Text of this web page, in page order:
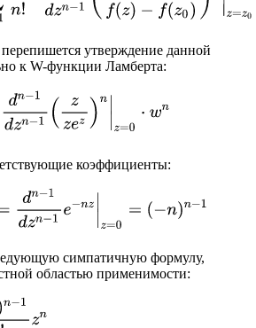
утверждение данной
к W-функции Ламберта:
коэффициенты:
симпатичную формулу,
областью применимости: